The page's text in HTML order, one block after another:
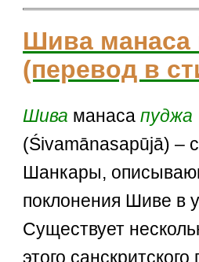
Шива манаса
(перевод в
Шива манасапуджа
(Śivamānasapūjā) –
Шанкары,
поклонения Шиве в
Существует
этого